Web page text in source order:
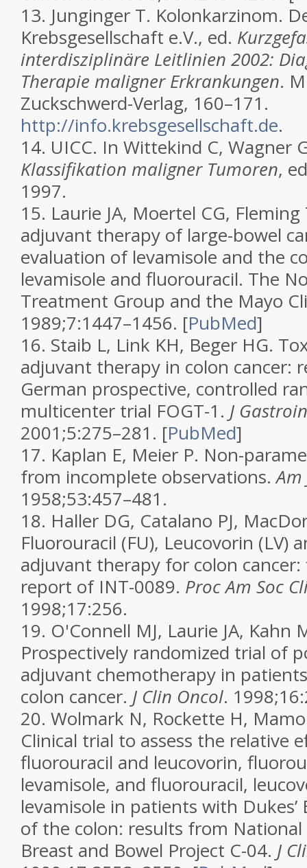
13. Junginger T. Kolonkarzinom.
Krebsgesellschaft e.V., ed.
interdisziplinäre Leitlinien 2002:
Therapie maligner Erkrankungen.
Zuckschwerd-Verlag, 160–171.
http://info.krebsgesellschaft.de.
14. UICC. In Wittekind C, Wagner
Klassifikation maligner Tumoren,
1997.
15. Laurie JA, Moertel CG,
adjuvant therapy of large-bowel
evaluation of levamisole and the
levamisole and fluorouracil. The
Treatment Group and the Mayo
1989;7:1447–1456. [PubMed]
16. Staib L, Link KH, Beger HG.
adjuvant therapy in colon cancer:
German prospective, controlled
multicenter trial FOGT-1. J
2001;5:275–281. [PubMed]
17. Kaplan E, Meier P. Non-
from incomplete observations.Am
1958;53:457–481.
18. Haller DG, Catalano PJ,
Fluorouracil (FU), Leucovorin (LV)
adjuvant therapy for colon cancer:
report of INT-0089. Proc Am Soc
1998;17:256.
19. O'Connell MJ, Laurie JA, Kahn
Prospectively randomized trial of
adjuvant chemotherapy in
colon cancer. J Clin Oncol.
20. Wolmark N, Rockette H,
Clinical trial to assess the relative
fluorouracil and leucovorin,
levamisole, and fluorouracil,
levamisole in patients with Dukes’
of the colon: results from National
Breast and Bowel Project C-04. J